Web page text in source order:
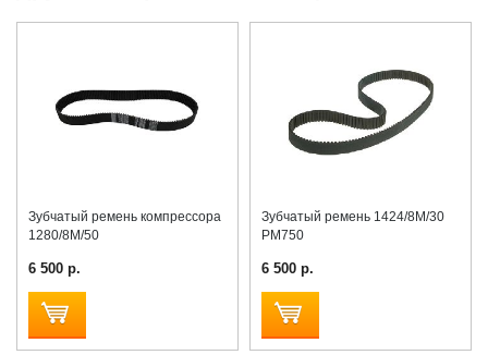
Зубчатый ремень компрессора
1280/8M/50
6 500 р.
Зубчатый ремень 1424/8M/30
РМ750
6 500 р.